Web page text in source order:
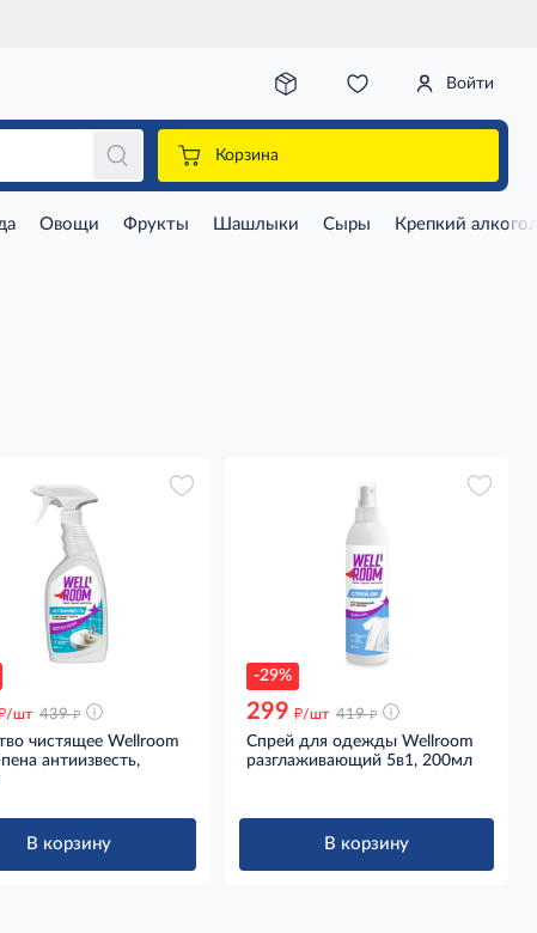
Войти
Корзина
Овощи Фрукты Шашлыки Сыры Крепкий
/шт 439 д
чистящее Wellroom
антиизвесть,
В корзину
-29%
299 д/шт 419 д
Спрей для одежды Wellroom
разглаживающий 5в1, 200мл
В корзину